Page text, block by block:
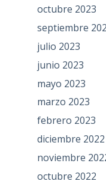
octubre 2023
septiembre
julio 2023
junio 2023
mayo 2023
marzo 2023
febrero 2023
diciembre 2022
noviembre
octubre 2022